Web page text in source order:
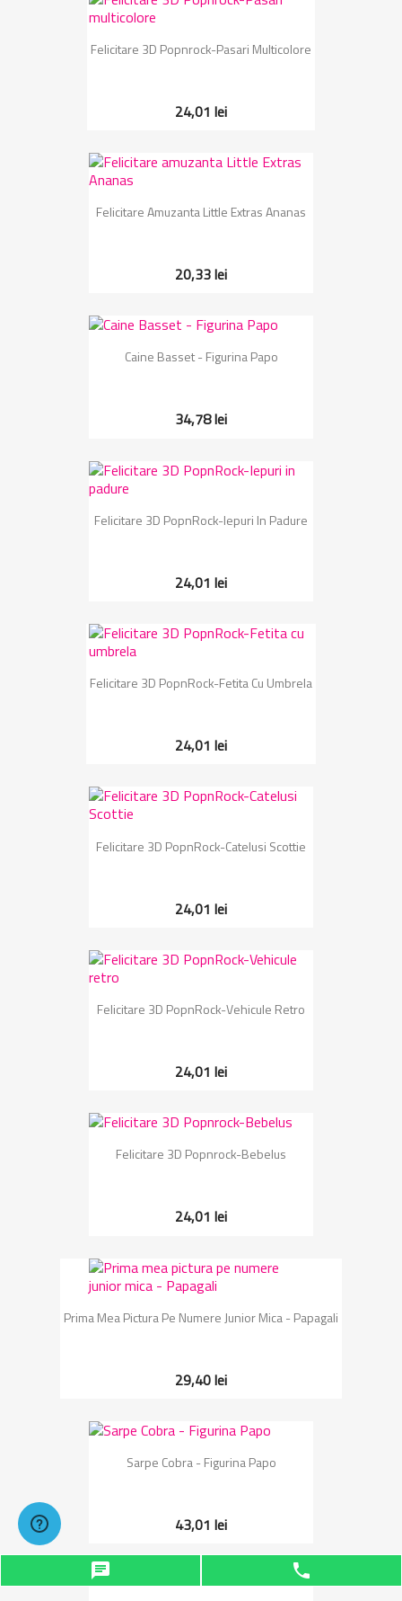
Felicitare 3D Popnrock-Pasari Multicolore
24,01 lei
Felicitare Amuzanta Little Extras Ananas
20,33 lei
Caine Basset - Figurina Papo
34,78 lei
Felicitare 3D PopnRock-Iepuri In Padure
24,01 lei
Felicitare 3D PopnRock-Fetita Cu Umbrela
24,01 lei
Felicitare 3D PopnRock-Catelusi Scottie
24,01 lei
Felicitare 3D PopnRock-Vehicule Retro
24,01 lei
Felicitare 3D Popnrock-Bebelus
24,01 lei
Prima Mea Pictura Pe Numere Junior Mica - Papagali
29,40 lei
Sarpe Cobra - Figurina Papo
43,01 lei
chat phone